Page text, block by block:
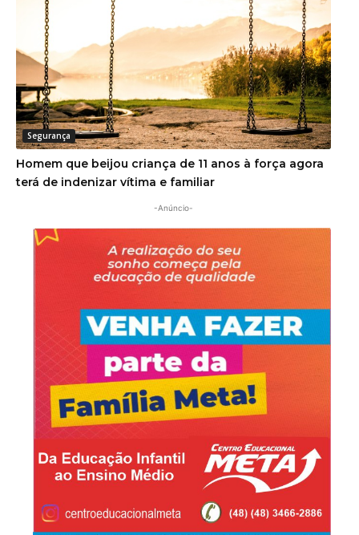
Segurança
Homem que beijou criança de 11 anos à força agora
terá de indenizar vítima e familiar
-Anúncio-